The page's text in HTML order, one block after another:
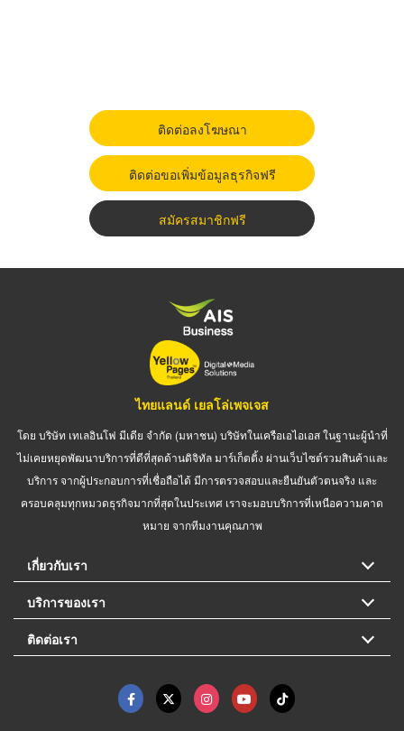
ติดต่อลงโฆษณา
ติดต่อขอเพิ่มข้อมูลธุรกิจฟรี
สมัครสมาชิกฟรี
ไทยแลนด์ เยลโล่เพจเจส
โดย บริษัท เทเลอินโฟ มีเดีย จำกัด (มหาชน) บริษัทในเครือเอไอเอส ในฐานะผู้นำที่
ไม่เคยหยุดพัฒนาบริการที่ดีที่สุดด้านดิจิทัล มาร์เก็ตติ้ง ผ่านเว็บไซต์รวมสินค้าและ
บริการ จากผู้ประกอบการที่เชื่อถือได้ มีการตรวจสอบและยืนยันตัวตนจริง และ
ครอบคลุมทุกหมวดธุรกิจมากที่สุดในประเทศ เราจะมอบบริการที่เหนือความคาด
หมาย จากทีมงานคุณภาพ
เกี่ยวกับเรา
บริการของเรา
ติดต่อเรา